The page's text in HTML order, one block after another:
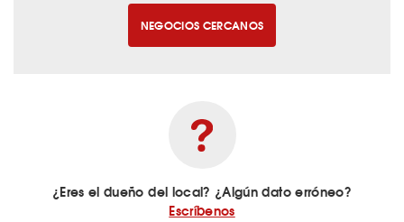
NEGOCIOS CERCANOS
¿Eres el dueño del local? ¿Algún dato erróneo?
Escríbenos